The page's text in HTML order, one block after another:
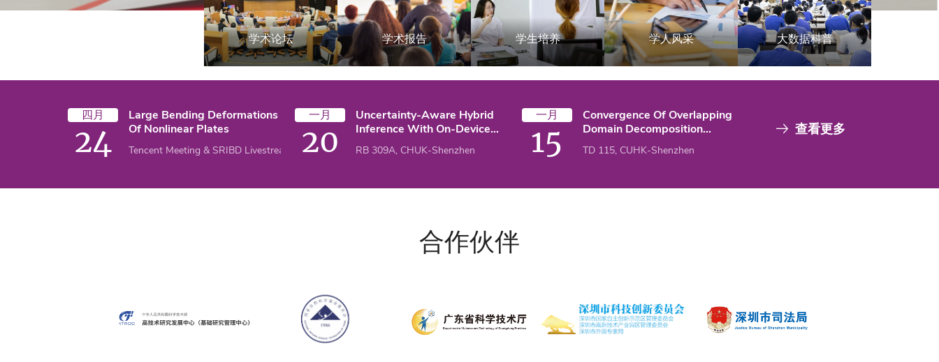
学术论坛 学术报告 学生培养 学人风采 大数据科普
四月
24
Large Bending Deformations
Of Nonlinear Plates
Tencent Meeting & SRIBD Livestream
一月
20
Uncertainty-Aware Hybrid
Inference With On-Device
Small And Remote Large
Language Models
RB 309A, CHUK-Shenzhen
一月
15
Convergence Of Overlapping
Domain Decomposition
Methods Applied To High-
Frequency Helmholtz
Impedance Transmission
TD 115, CUHK-Shenzhen
查看更多
合作伙伴